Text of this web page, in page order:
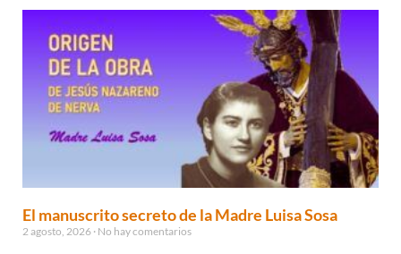
El manuscrito secreto de la Madre Luisa Sosa
2 agosto, 2026 No hay comentarios